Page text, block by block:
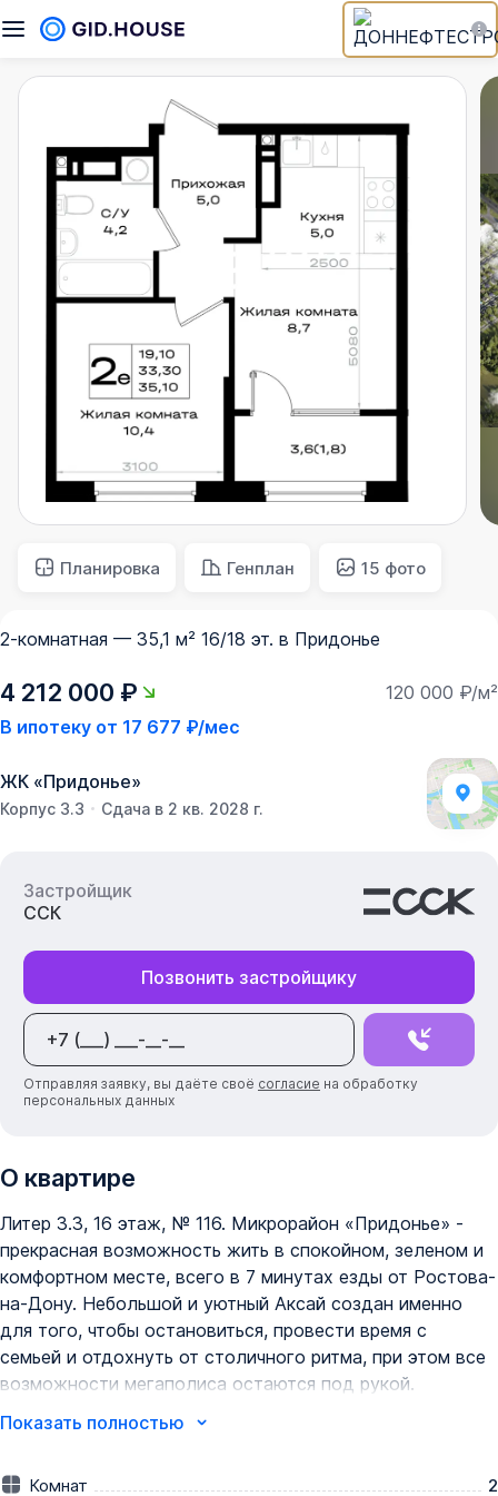
Планировка Генплан 15 фото
2-комнатная — 35,1 м² 16/18 эт. в Придонье
4 212 000 ₽
120 000 ₽/м²
В ипотеку от 17 677 ₽/мес
ЖК «Придонье»
Корпус 3.3 Сдача в 2 кв. 2028 г.
Застройщик
ССК
Позвонить застройщику
Отправляя заявку, вы даёте своё согласие на обработку
персональных данных
О квартире
Литер 3.3, 16 этаж, № 116. Микрорайон «Придонье» -
прекрасная возможность жить в спокойном, зеленом и
комфортном месте, всего в 7 минутах езды от Ростова-
на-Дону. Небольшой и уютный Аксай создан именно
для того, чтобы остановиться, провести время с
семьей и отдохнуть от столичного ритма, при этом все
возможности мегаполиса остаются под рукой.
Квартира находится в современном микрорайоне с
пространством для жизни и близостью к большому
Показать полностью
Комнат 2